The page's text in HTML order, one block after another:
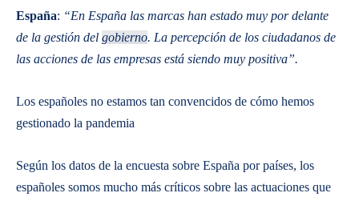
España: “En España las marcas han estado muy por delante
de la gestión del gobierno. La percepción de los ciudadanos de
las acciones de las empresas está siendo muy positiva”.
Los españoles no estamos tan convencidos de cómo hemos
gestionado la pandemia
Según los datos de la encuesta sobre España por países, los
españoles somos mucho más críticos sobre las actuaciones que